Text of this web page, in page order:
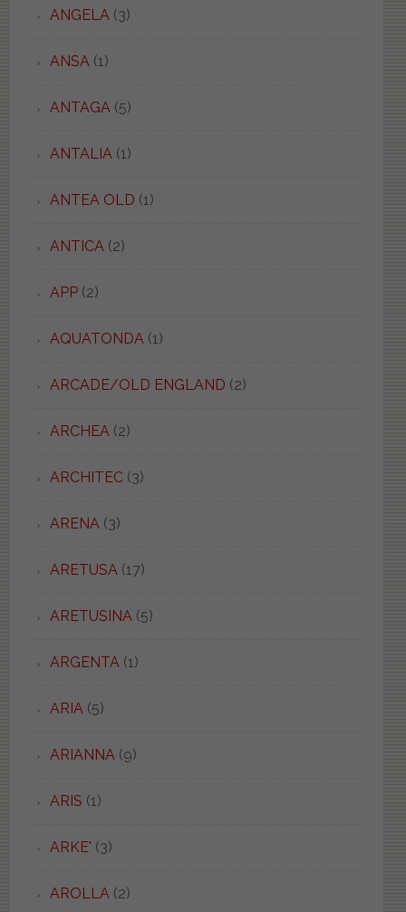
ANGELA(3)
ANSA(1)
ANTAGA(5)
ANTALIA(1)
ANTEA OLD (1)
ANTICA(2)
APP(2)
AQUATONDA(1)
ARCADE/OLD ENGLAND (2)
ARCHEA(2)
ARCHITEC(3)
ARENA(3)
ARETUSA(17)
ARETUSINA(5)
ARGENTA(1)
ARIA(5)
ARIANNA(9)
ARIS (1)
ARKE' (3)
AROLLA(2)